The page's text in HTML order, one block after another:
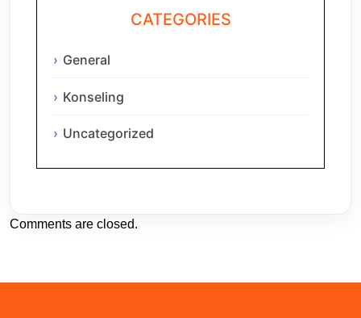
CATEGORIES
General
Konseling
Uncategorized
Comments are closed.